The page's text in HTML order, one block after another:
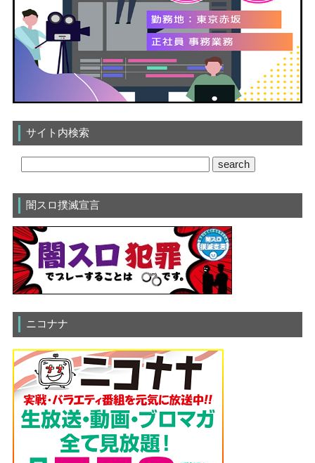
サイト内検索
闇スロ撲滅宣言
ニコナナ